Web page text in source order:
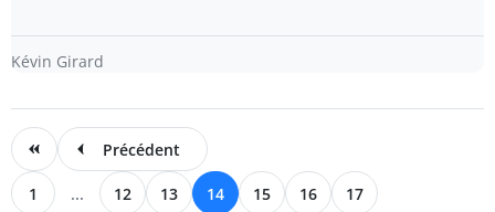
Kévin Girard
Précédent
1 ... 12 13 14 15 16 17